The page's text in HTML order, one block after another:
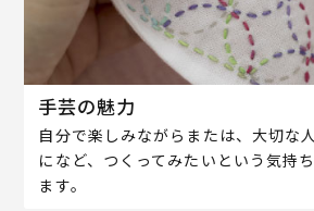
手芸の魅力
自分で楽しみながらまたは、大切な
になど、つくってみたいという気持
ます。